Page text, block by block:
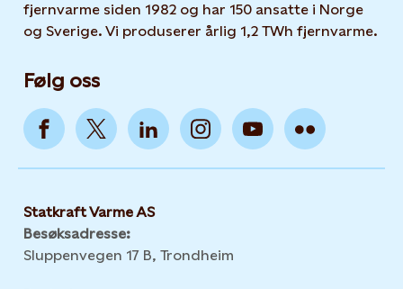
fjernvarme siden 1982 og har 150 ansatte i Norge
og Sverige. Vi produserer årlig 1,2 TWh fjernvarme.
Følg oss
Statkraft Varme AS
Besøksadresse:
Sluppenvegen 17 B, Trondheim